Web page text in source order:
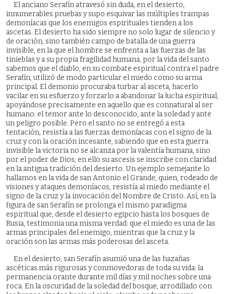
El anciano Serafín atravesó sin duda, en el desierto,
innumerables pruebas y supo esquivar las múltiples trampas
demoníacas que los enemigos espirituales tienden a los
ascetas. El desierto ha sido siempre no solo lugar de silencio y
de oración, sino también campo de batalla de una guerra
invisible, en la que el hombre se enfrenta a las fuerzas de las
tinieblas y a su propia fragilidad humana, por la vida del santo
sabemos que el diablo, en su combate espiritual contra el padre
Serafín, utilizó de modo particular el miedo como su arma
principal. El demonio procuraba turbar al asceta, hacerlo
vacilar en su esfuerzo y forzarlo a abandonar la lucha espiritual,
apoyándose precisamente en aquello que es connatural al ser
humano: el temor ante lo desconocido, ante la soledad y ante
un peligro posible. Pero el santo no se entregó a esta
tentación, resistía a las fuerzas demoníacas con el signo de la
cruz y con la oración incesante, sabiendo que en esta guerra
invisible la victoria no se alcanza por la valentía humana, sino
por el poder de Dios; en ello su ascesis se inscribe con claridad
en la antigua tradición del desierto. Un ejemplo semejante lo
hallamos en la vida de san Antonio el Grande, quien, rodeado de
visiones y ataques demoníacos, resistía al miedo mediante el
signo de la cruz y la invocación del Nombre de Cristo. Así, en la
figura de san Serafín se prolonga el mismo paradigma
espiritual que, desde el desierto egipcio hasta los bosques de
Rusia, testimonia una misma verdad: que el miedo es una de las
armas principales del enemigo, mientras que la cruz y la
oración son las armas más poderosas del asceta.
En el desierto, san Serafín asumió una de las hazañas
ascéticas más rigurosas y conmovedoras de toda su vida: la
permanencia orante durante mil días y mil noches sobre una
roca. En la oscuridad de la soledad del bosque, arrodillado con